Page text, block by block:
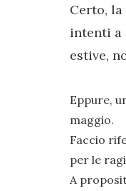
Certo,
intenti a
estive,
Eppure,
maggio.
Faccio
per le
A